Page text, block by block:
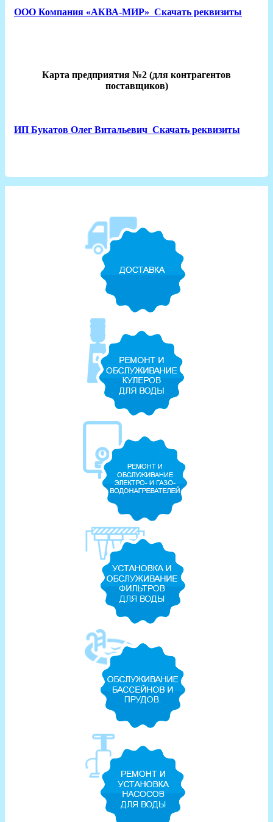
ООО Компания «АКВА-МИР» Скачать реквизиты
Карта предприятия №2 (для контрагентов
поставщиков)
ИП Букатов Олег Витальевич Скачать реквизиты